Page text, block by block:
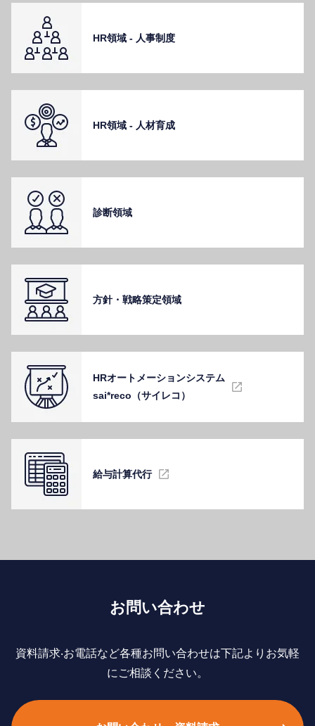
HR領域 - ⼈事制度
HR領域 - ⼈材育成
診断領域
⽅針・戦略策定領域
HRオートメーションシステム
sai*reco（サイレコ）
給与計算代⾏
お問い合わせ
資料請求‧お電話など各種お問い合わせは下記よりお気軽
にご相談ください。